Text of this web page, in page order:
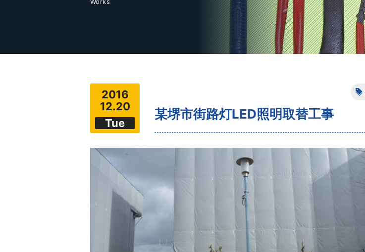
2016
12.20
Tue
某堺市街路灯LED照明取替工事